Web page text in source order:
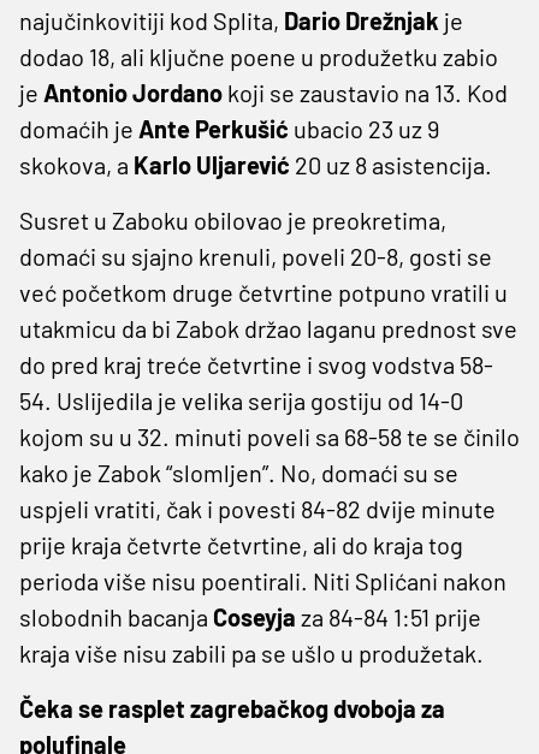
najučinkovitiji kod Splita, Dario Drežnjak je
dodao 18, ali ključne poene u produžetku zabio
je Antonio Jordano koji se zaustavio na 13. Kod
domaćih je Ante Perkušić ubacio 23 uz 9
skokova, a Karlo Uljarević 20 uz 8 asistencija.
Susret u Zaboku obilovao je preokretima,
domaći su sjajno krenuli, poveli 20-8, gosti se
već početkom druge četvrtine potpuno vratili u
utakmicu da bi Zabok držao laganu prednost sve
do pred kraj treće četvrtine i svog vodstva 58-
54. Uslijedila je velika serija gostiju od 14-0
kojom su u 32. minuti poveli sa 68-58 te se činilo
kako je Zabok “slomljen”. No, domaći su se
uspjeli vratiti, čak i povesti 84-82 dvije minute
prije kraja četvrte četvrtine, ali do kraja tog
perioda više nisu poentirali. Niti Splićani nakon
slobodnih bacanja Coseyja za 84-84 1:51 prije
kraja više nisu zabili pa se ušlo u produžetak.
Čeka se rasplet zagrebačkog dvoboja za
polufinale